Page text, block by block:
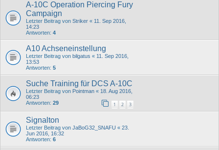
A-10C Operation Piercing Fury
Campaign
Letzter Beitrag von Striker « 11. Sep 2016,
14:23
Antworten: 4
A10 Achseneinstellung
Letzter Beitrag von bilgatus « 11. Sep 2016,
13:53
Antworten: 5
Suche Training für DCS A-10C
Letzter Beitrag von Pointman « 18. Aug 2016,
06:23
Antworten: 29 1 2 3
Signalton
Letzter Beitrag von JaBoG32_SNAFU « 23.
Jun 2016, 16:32
Antworten: 6